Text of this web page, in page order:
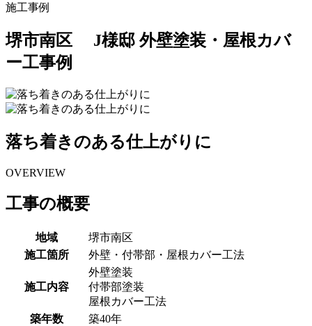
施工事例
堺市南区 J様邸 外壁塗装・屋根カバ
ー工事例
落ち着きのある仕上がりに
OVERVIEW
工事の概要
地域
堺市南区
施工箇所
外壁・付帯部・屋根カバー工法
施工内容
外壁塗装
付帯部塗装
屋根カバー工法
築年数
築40年